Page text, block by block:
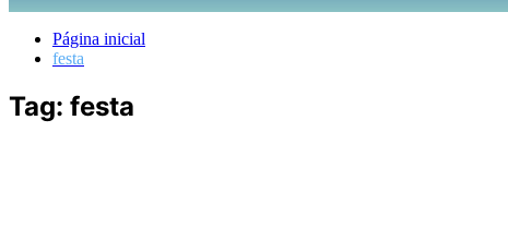
Página inicial
festa
Tag: festa